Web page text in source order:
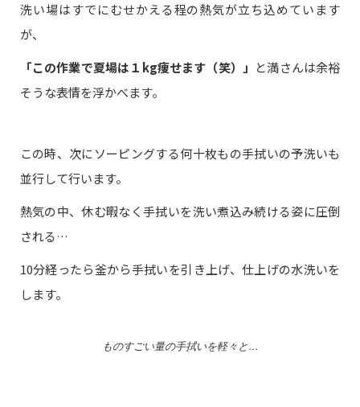
洗い場はすでにむせかえる程の熱気が立ち込めています
が、
「この作業で夏場は１kg痩せます（笑）」 と満さんは余裕
そうな表情を浮かべます。
この時、次にソーピングする何十枚もの手拭いの予洗いも
並行して行います。
熱気の中、休む暇なく手拭いを洗い煮込み続ける姿に圧倒
される…
10分経ったら釜から手拭いを引き上げ、仕上げの水洗いを
します。
ものすごい量の手拭いを軽々と…